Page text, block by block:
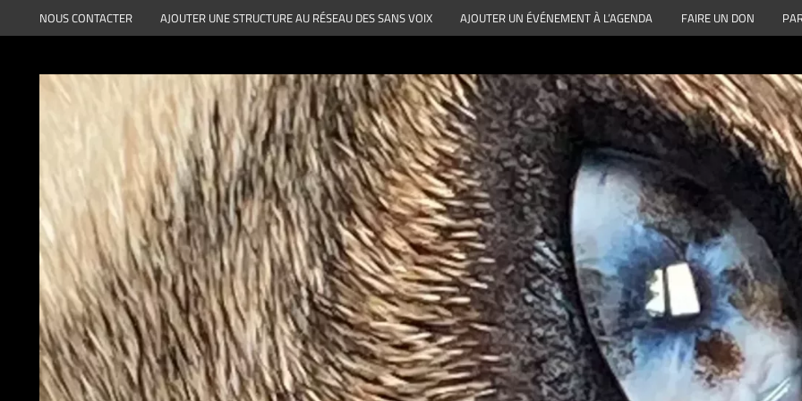
au
NOUS CONTACTER AJOUTER UNE STRUCTURE AU RÉSEAU DES SANS VOIX AJOUTER UN ÉVÉNEMENT À L’AGENDA FAIRE UN DON